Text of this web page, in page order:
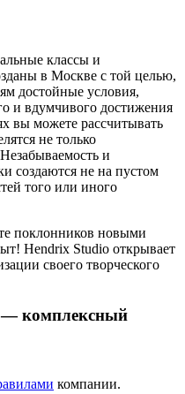
классы и
в Москве с той целью,
достойные условия,
и вдумчивого достижения
вы можете рассчитывать
не только
и
создаются не на пустом
того или иного
поклонников новыми
Hendrix Studio открывает
своего творческого
— комплексный
компании.